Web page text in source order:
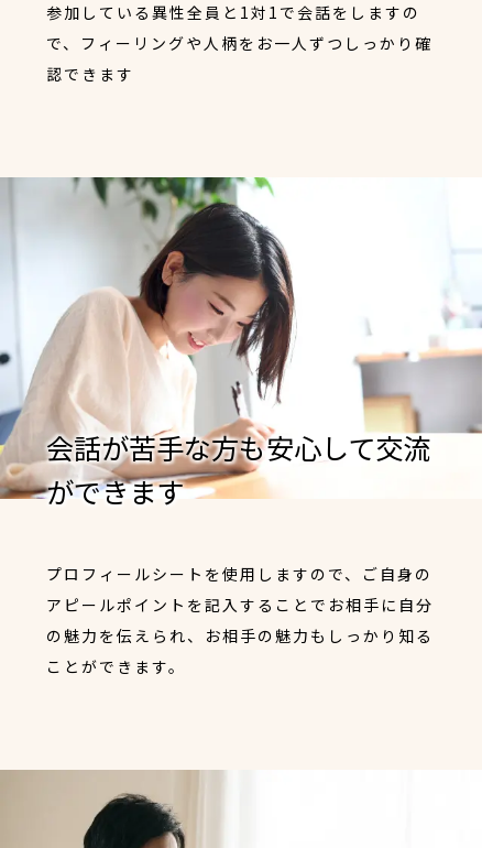
参加している異性全員と1対1で会話をしますの
で、フィーリングや人柄をお一人ずつしっかり確
認できます
会話が苦手な方も安心して交流
ができます
プロフィールシートを使用しますので、ご自身の
アピールポイントを記入することでお相手に自分
の魅力を伝えられ、お相手の魅力もしっかり知る
ことができます。